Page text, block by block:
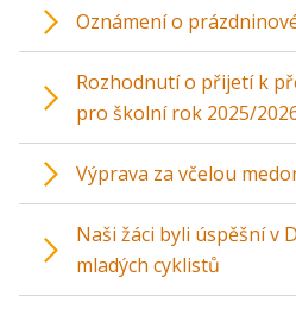
Oznámení o
Rozhodnutí o přijetí k
pro školní rok 2025/
Výprava za včelou
Naši žáci byli úspěšní v
mladých cyklistů